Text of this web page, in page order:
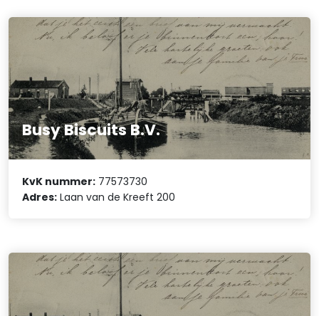
Busy Biscuits B.V.
KvK nummer: 77573730
Adres: Laan van de Kreeft 200